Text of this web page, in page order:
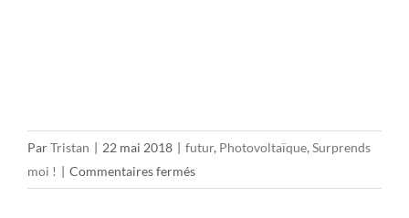
ParTristan | 22 mai 2018 | futur, Photovoltaïque, Surprends
moi ! | Commentaires ferméssur
Sur-